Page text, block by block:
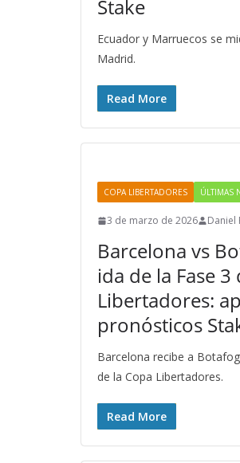
Stake
Ecuador y Marruecos se
Madrid.
Read More
COPA LIBERTADORES ÚLTIMAS
3 de marzo de 2026 Daniel
Barcelona vs
ida de la Fase 3
Libertadores:
pronósticos
Barcelona recibe a
de la Copa Libertadores.
Read More